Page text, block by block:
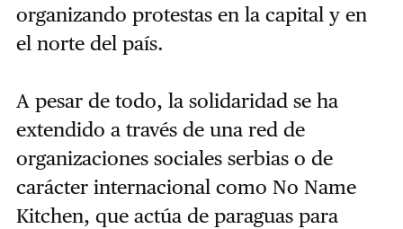
organizando protestas en la capital y en
el norte del país.
A pesar de todo, la solidaridad se ha
extendido a través de una red de
organizaciones sociales serbias o de
carácter internacional como No Name
Kitchen, que actúa de paraguas para